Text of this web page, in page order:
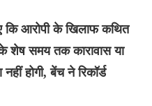
कि आरोपी के खिलाफ कथित
शेष समय तक कारावास या
होगी, बेंच ने रिकॉर्ड